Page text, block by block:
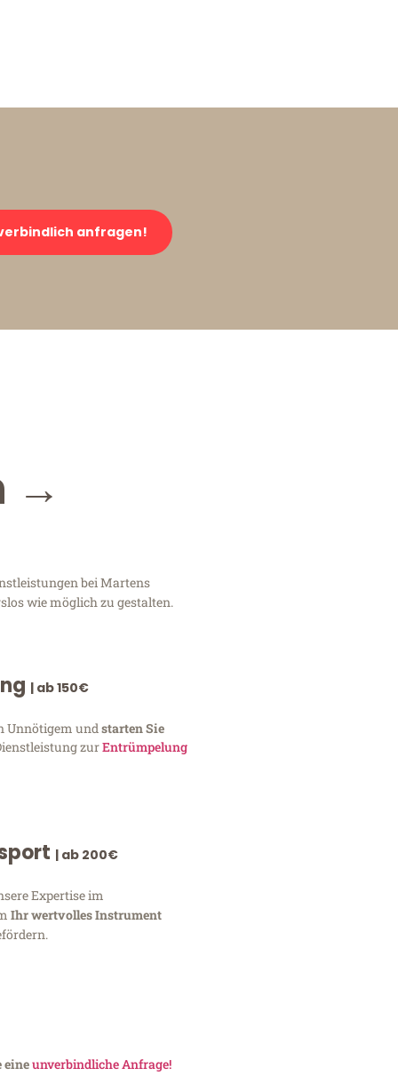
anfragen!
→
bei Martens
wie möglich zu gestalten.
| ab 150€
Unnötigem undstarten Sie
zurEntrümpelung
| ab 200€
Expertise im
Ihr wertvolles Instrument
eineunverbindliche Anfrage!